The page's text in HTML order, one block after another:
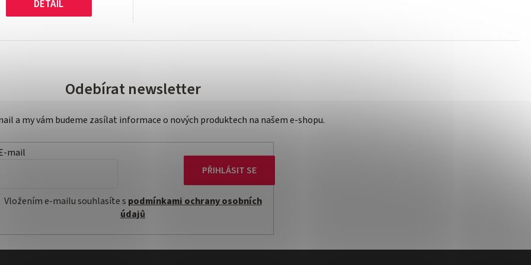
DETAIL
Odebírat newsletter
a my vám budeme zasílat informace o nových produktech na našem e-shopu.
mail
Vložením e-mailu souhlasíte s podmínkami ochrany osobních
údajů
PŘIHLÁSIT SE